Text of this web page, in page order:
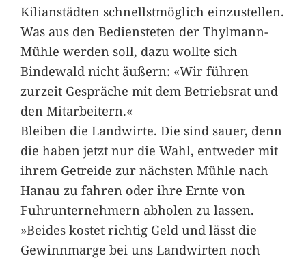
Kilianstädten schnellstmöglich einzustellen.
Was aus den Bediensteten der Thylmann-
Mühle werden soll, dazu wollte sich
Bindewald nicht äußern: «Wir führen
zurzeit Gespräche mit dem Betriebsrat und
den Mitarbeitern.«
Bleiben die Landwirte. Die sind sauer, denn
die haben jetzt nur die Wahl, entweder mit
ihrem Getreide zur nächsten Mühle nach
Hanau zu fahren oder ihre Ernte von
Fuhrunternehmern abholen zu lassen.
»Beides kostet richtig Geld und lässt die
Gewinnmarge bei uns Landwirten noch